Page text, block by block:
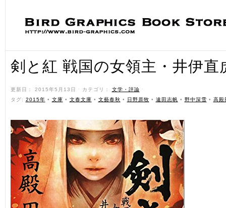
剣と紅 戦国の女領主・井伊直
更新日： 2015年5月13日 ˑ カテゴリ： 文学・評論 ˑ
タグ: 2015年 • 文庫 • 文春文庫 • 文藝春秋 • 日野原牧 • 遠田志帆 • 野中深雪 • 高殿